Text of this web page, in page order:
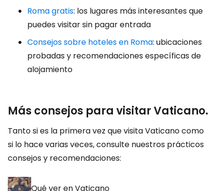
Roma gratis: los lugares más interesantes que
puedes visitar sin pagar entrada
Consejos sobre hoteles en Roma: ubicaciones
probadas y recomendaciones específicas de
alojamiento
Más consejos para visitar Vaticano.
Tanto si es la primera vez que visita Vaticano como
si lo hace varias veces, consulte nuestros prácticos
consejos y recomendaciones:
Qué ver en Vaticano